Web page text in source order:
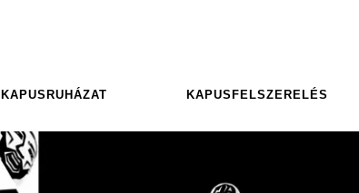
KAPUSRUHÁZAT KAPUSFELSZERELÉS